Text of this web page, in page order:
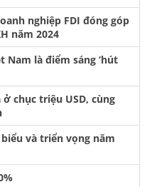
nghiệp FDI đóng góp
năm 2024
Nam là điểm sáng ‘hút
chục triệu USD, cùng
và triển vọng năm